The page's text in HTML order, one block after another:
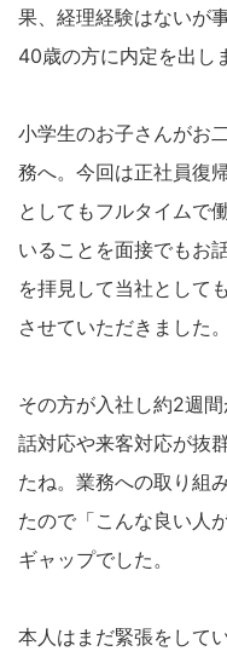
果、経理経験はないが
40歳の方に内定を出し
小学生のお子さんがお
務へ。今回は正社員復
としてもフルタイムで
いることを面接でもお
を拝見して当社として
させていただきました。
その方が入社し約2週
話対応や来客対応が抜
たね。業務への取り組
たので「こんな良い人
ギャップでした。
本人はまだ緊張をして